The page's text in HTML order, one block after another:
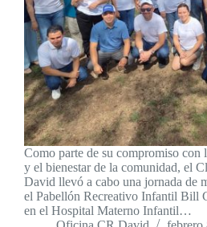
Como parte de su compromiso con
y el bienestar de la comunidad, el
David llevó a cabo una jornada de
el Pabellón Recreativo Infantil Bill
en el Hospital Materno Infantil…